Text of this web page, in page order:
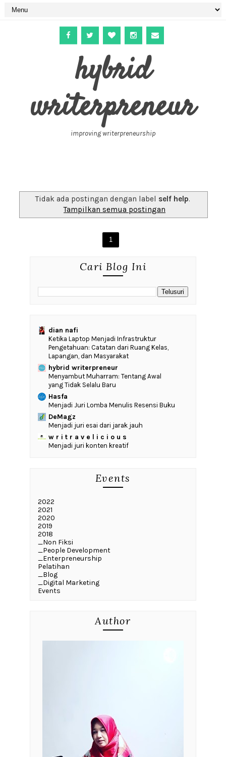
hybrid
writerpreneur
improving writerpreneurship
Tidak ada postingan dengan label self help.
Tampilkan semua postingan
1
Cari Blog Ini
dian nafi
Ketika Laptop Menjadi Infrastruktur
Pengetahuan: Catatan dari Ruang Kelas,
Lapangan, dan Masyarakat
hybrid writerpreneur
Menyambut Muharram: Tentang Awal
yang Tidak Selalu Baru
Hasfa
Menjadi Juri Lomba Menulis Resensi Buku
DeMagz
Menjadi juri esai dari jarak jauh
w r i t r a v e l i c i o u s
Menjadi juri konten kreatif
Events
2022
2021
2020
2019
2018
_Non Fiksi
_People Development
_Enterpreneurship
Pelatihan
_Blog
_Digital Marketing
Events
Author